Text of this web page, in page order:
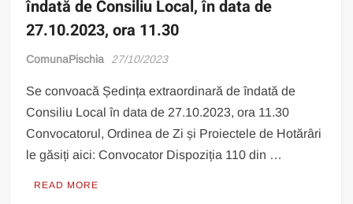
îndată de Consiliu Local, în data de
27.10.2023, ora 11.30
ComunaPischia 27/10/2023
Se convoacă Ședința extraordinară de îndată de
Consiliu Local în data de 27.10.2023, ora 11.30
Convocatorul, Ordinea de Zi și Proiectele de Hotărâri
le găsiți aici: Convocator Dispoziția 110 din …
READ MORE